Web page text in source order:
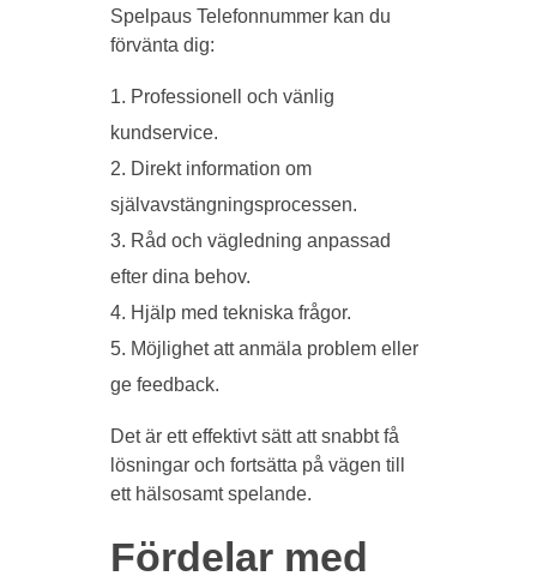
Spelpaus Telefonnummer kan du
förvänta dig:
Professionell och vänlig
kundservice.
Direkt information om
självavstängningsprocessen.
Råd och vägledning anpassad
efter dina behov.
Hjälp med tekniska frågor.
Möjlighet att anmäla problem eller
ge feedback.
Det är ett effektivt sätt att snabbt få
lösningar och fortsätta på vägen till
ett hälsosamt spelande.
Fördelar med